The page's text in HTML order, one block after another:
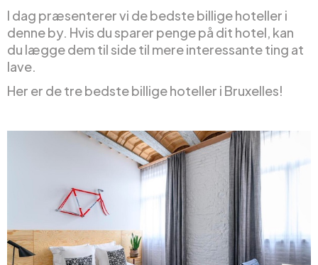
I dag præsenterer vi de bedste billige hoteller i
denne by. Hvis du sparer penge på dit hotel, kan
du lægge dem til side til mere interessante ting at
lave.
Her er de tre bedste billige hoteller i Bruxelles!